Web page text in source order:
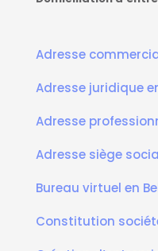
Adresse
Adresse juridique
Adresse
Adresse siège
Bureau virtuel en
Constitution